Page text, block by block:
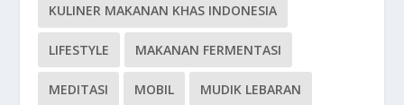
KULINER MAKANAN KHAS INDONESIA
LIFESTYLE MAKANAN FERMENTASI
MEDITASI MOBIL MUDIK LEBARAN